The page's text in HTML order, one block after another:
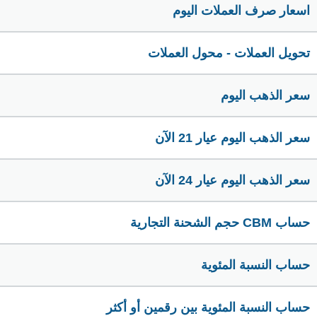
اسعار صرف العملات اليوم
تحويل العملات - محول العملات
سعر الذهب اليوم
سعر الذهب اليوم عيار 21 الآن
سعر الذهب اليوم عيار 24 الآن
حساب CBM حجم الشحنة التجارية
حساب النسبة المئوية
حساب النسبة المئوية بين رقمين أو أكثر